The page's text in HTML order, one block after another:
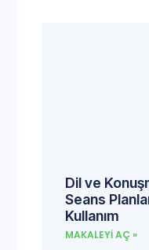
Dil ve
Seans
Kullanım
MAKALEYI AÇ »